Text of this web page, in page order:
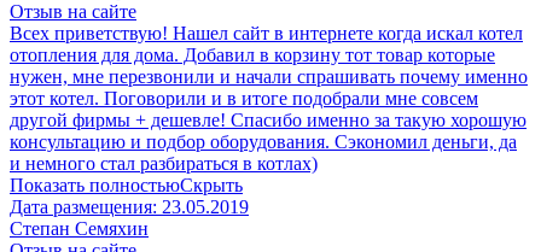
Отзыв на сайте
Всех приветствую! Нашел сайт в интернете когда искал котел
отопления для дома. Добавил в корзину тот товар которые
нужен, мне перезвонили и начали спрашивать почему именно
этот котел. Поговорили и в итоге подобрали мне совсем
другой фирмы + дешевле! Спасибо именно за такую хорошую
консультацию и подбор оборудования. Сэкономил деньги, да
и немного стал разбираться в котлах)
Показать полностьюСкрыть
Дата размещения: 23.05.2019
Степан Семяхин